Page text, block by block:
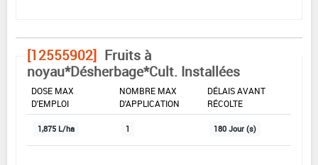
[12555902] Fruits à
noyau*Désherbage*Cult. Installées
DOSE MAX
D'EMPLOI
NOMBRE MAX
D'APPLICATION
DÉLAIS AVANT
RÉCOLTE
1,875 L/ha 1 180 Jour (s)